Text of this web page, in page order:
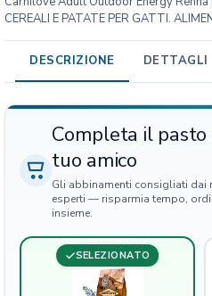
CEREALI E PATATE PER GATTI.
o
r
E
n
g
y
R
e
n
n
a
DESCRIZIONE DETTAGLI
Completa il
tuo amico
Gli abbinamenti consigliati dai
esperti — risparmia tempo,
insieme.
SELEZIONATO